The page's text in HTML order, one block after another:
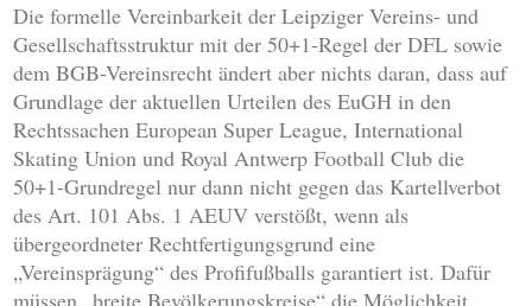
Die formelle Vereinbarkeit der Leipziger Vereins- und
Gesellschaftsstruktur mit der 50+1-Regel der DFL sowie
dem BGB-Vereinsrecht ändert aber nichts daran, dass auf
Grundlage der aktuellen Urteilen des EuGH in den
Rechtssachen European Super League, International
Skating Union und Royal Antwerp Football Club die
50+1-Grundregel nur dann nicht gegen das Kartellverbot
des Art. 101 Abs. 1 AEUV verstößt, wenn als
übergeordneter Rechtfertigungsgrund eine
„Vereinsprägung“ des Profifußballs garantiert ist. Dafür